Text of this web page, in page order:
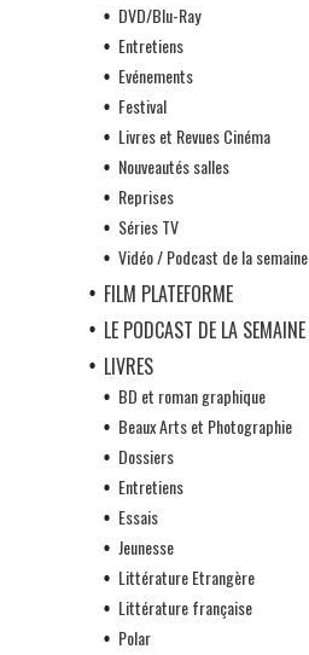
DVD/Blu-Ray
Entretiens
Evénements
Festival
Livres et Revues Cinéma
Nouveautés salles
Reprises
Séries TV
Vidéo / Podcast de la semaine
FILM PLATEFORME
LE PODCAST DE LA SEMAINE
LIVRES
BD et roman graphique
Beaux Arts et Photographie
Dossiers
Entretiens
Essais
Jeunesse
Littérature Etrangère
Littérature française
Polar